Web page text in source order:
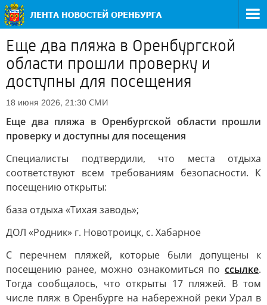
Еще два пляжа в Оренбургской
области прошли проверку и
доступны для посещения
18 июня 2026, 21:30 СМИ
Еще два пляжа в Оренбургской области прошли
проверку и доступны для посещения
Специалисты подтвердили, что места отдыха
соответствуют всем требованиям безопасности. К
посещению открыты:
база отдыха «Тихая заводь»;
ДОЛ «Родник» г. Новотроицк, с. Хабарное
С перечнем пляжей, которые были допущены к
посещению ранее, можно ознакомиться по ссылке.
Тогда сообщалось, что открыты 17 пляжей. В том
числе пляж в Оренбурге на набережной реки Урал в